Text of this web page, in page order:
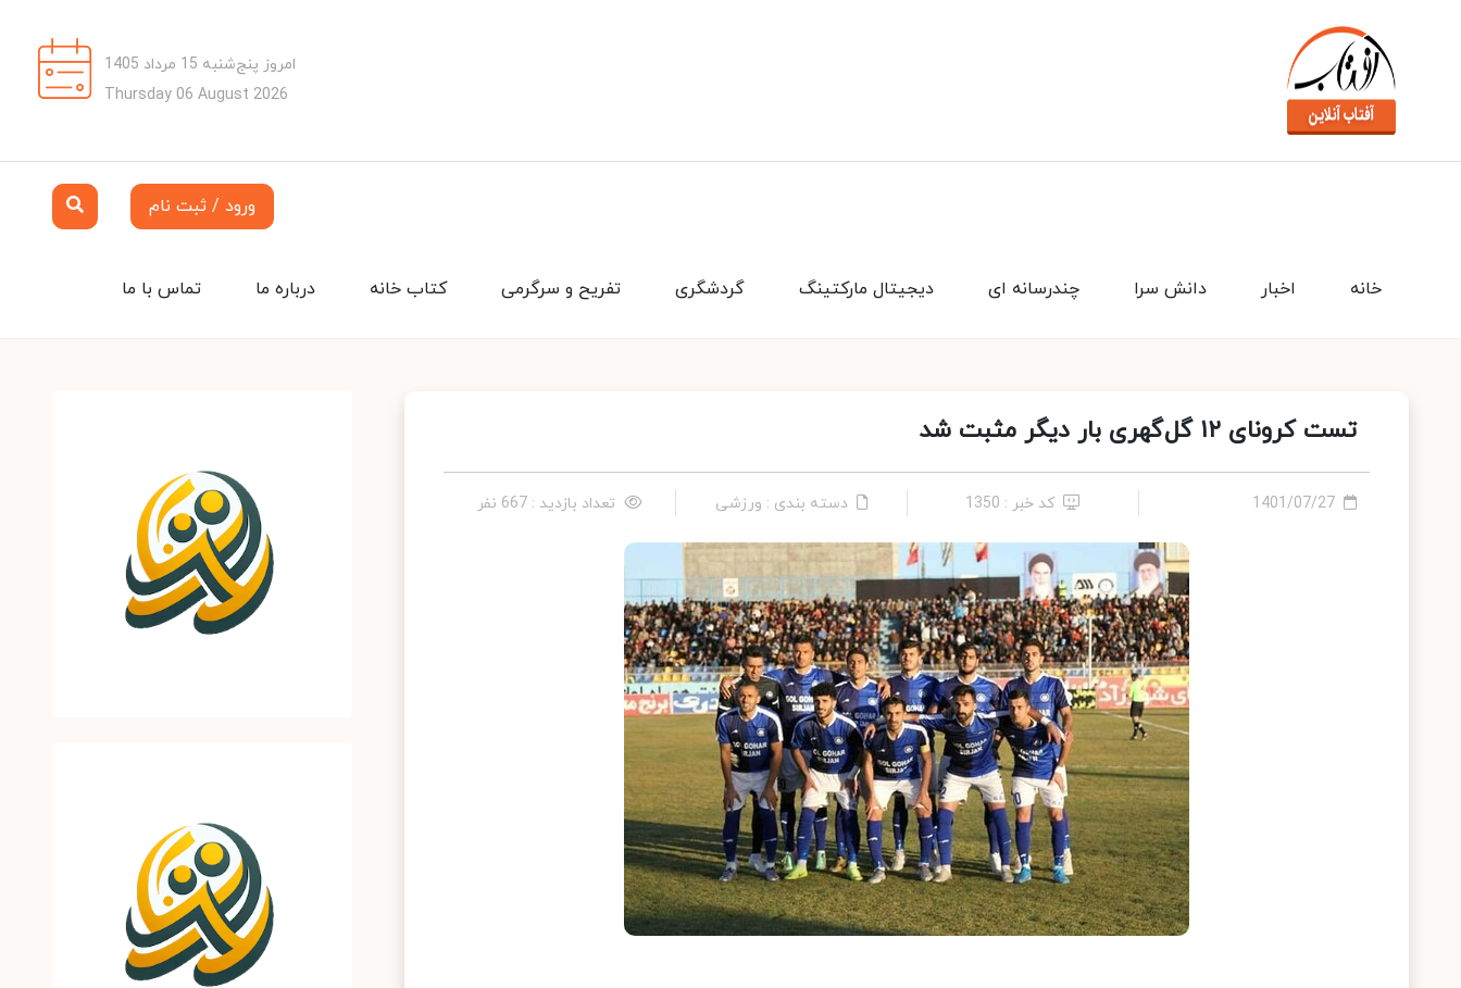
امروز پنج‌شنبه 15 مرداد 1405
Thursday 06 August 2026
ورود / ثبت نام
تماس با ما درباره ما کتاب خانه تفریح و سرگرمی گردشگری دیجیتال مارکتینگ چندرسانه ای دانش سرا اخبار خانه
تست کرونای ۱۲ گل‌گهری بار دیگر مثبت شد
1401/07/27 کد خبر : 1350 دسته بندی : ورزشی تعداد بازدید : 667 نفر